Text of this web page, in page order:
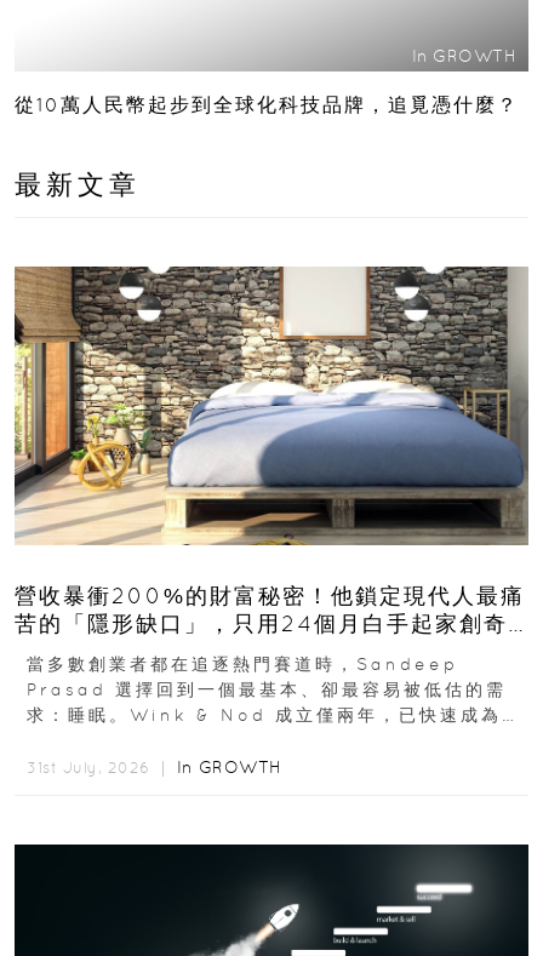
In GROWTH
從10萬人民幣起步到全球化科技品牌，追覓憑什麼？
最新文章
營收暴衝200%的財富秘密！他鎖定現代人最痛
苦的「隱形缺口」，只用24個月白手起家創奇
蹟
當多數創業者都在追逐熱門賽道時，Sandeep
Prasad 選擇回到一個最基本、卻最容易被低估的需
求：睡眠。Wink & Nod 成立僅兩年，已快速成為印
31st July, 2026 ｜ In GROWTH